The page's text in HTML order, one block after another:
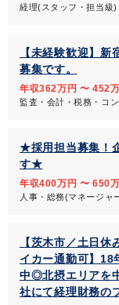
経理(スタッフ・担当級)
【未経験歓迎】
募集です。
年収362万円 〜 452
監査・会計・税務・コ
★採用担当募集！
す★
年収400万円 〜 650
人事・総務(マネージャ
【茨木市／土日
イカー通勤可】18
中◎北摂エリアを
社にて経理財務の